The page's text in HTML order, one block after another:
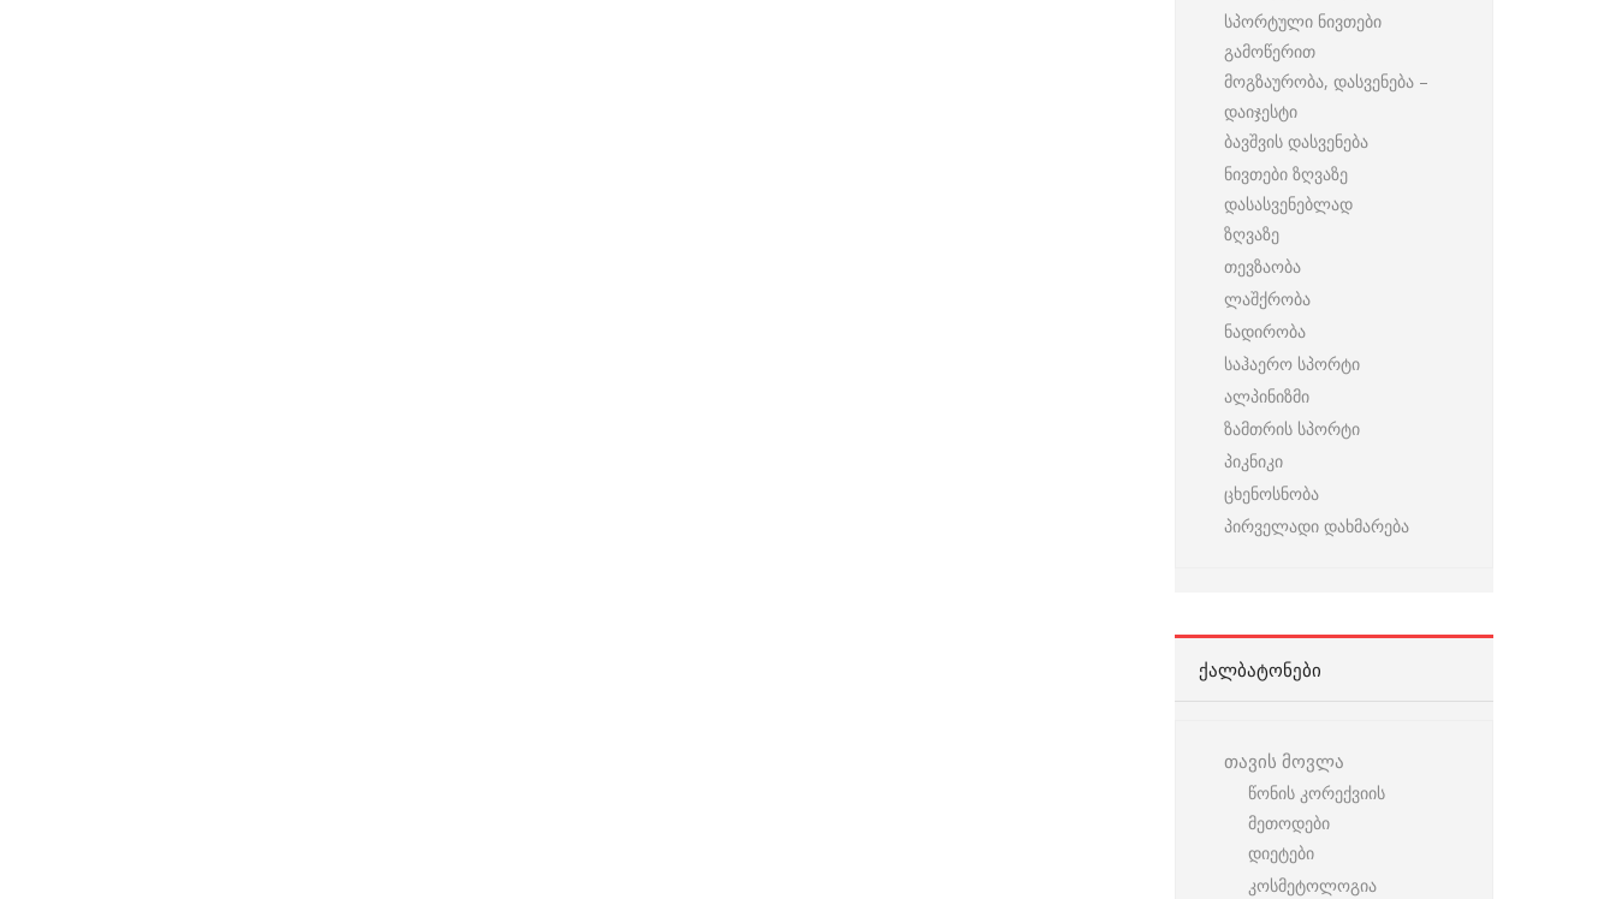
სპორტული ნივთები
გამოწერით
მოგზაურობა, დასვენება –
დაიჯესტი
ბავშვის დასვენება
ნივთები ზღვაზე
დასასვენებლად
ზღვაზე
თევზაობა
ლაშქრობა
ნადირობა
საჰაერო სპორტი
ალპინიზმი
ზამთრის სპორტი
პიკნიკი
ცხენოსნობა
პირველადი დახმარება
ᲥᲐᲚᲑᲐᲢᲝᲜᲔᲑᲘ
თავის მოვლა
წონის კორექვიის
მეთოდები
დიეტები
კოსმეტოლოგია